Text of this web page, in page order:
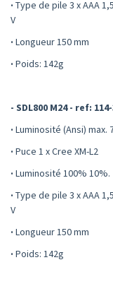
· Type de pile 3 x AAA
V
· Longueur 150 mm
· Poids: 142g
- SDL800 M24 - ref:
· Luminosité (Ansi) max.
· Puce 1 x Cree XM-L2
· Luminosité 100% 10%.
· Type de pile 3 x AAA
V
· Longueur 150 mm
· Poids: 142g